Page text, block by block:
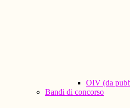
OIV (da
Bandi di concorso